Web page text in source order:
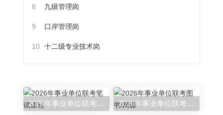
8 九级管理岗
9 口岸管理岗
10 十二级专业技术岗
2026年事业单位联考笔试课程 2026年事业单位联考图书/网课